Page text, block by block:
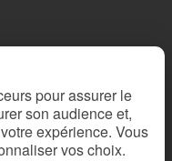
pour assurer le
son audience et,
expérience. Vous
vos choix.